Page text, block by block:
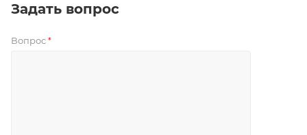
Задать вопрос
Вопрос *